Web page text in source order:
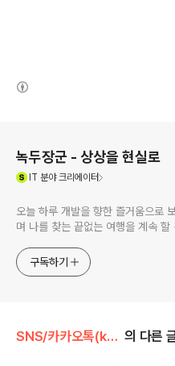
녹두장군 - 상상을 현실로
IT 분야 크리에이터
오늘 하루 개발을 향한 즐거움으로
며 나를 찾는 끝없는 여행을 계속 할
구독하기
SNS/카카오톡(kakao) 의 다른